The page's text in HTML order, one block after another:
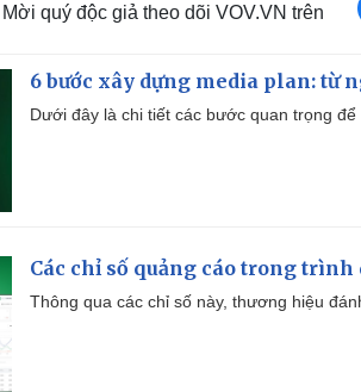
Mời quý độc giả theo dõi VOV.VN trên
6 bước xây dựng media plan: từ
Dưới đây là chi tiết các bước quan trọng để
Các chỉ số quảng cáo trong trình
Thông qua các chỉ số này, thương hiệu